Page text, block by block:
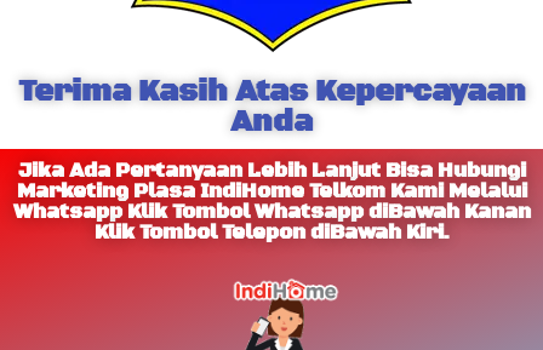
Terima Kasih Atas Kepercayaan
Anda
Jika Ada Pertanyaan Lebih Lanjut Bisa Hubungi
Marketing Plasa IndiHome Telkom Kami Melalui
Whatsapp Klik Tombol Whatsapp diBawah Kanan
Klik Tombol Telepon diBawah Kiri.